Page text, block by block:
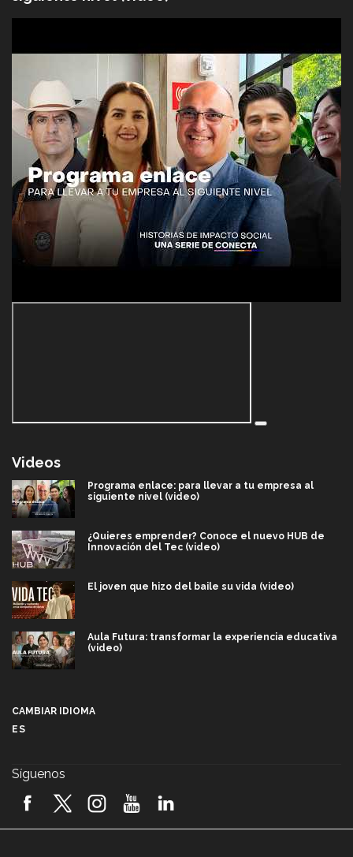
Videos
Programa enlace: para llevar a tu empresa al
siguiente nivel (video)
¿Quieres emprender? Conoce el nuevo HUB de
Innovación del Tec (video)
El joven que hizo del baile su vida (video)
Aula Futura: transformar la experiencia educativa
(video)
2026! (video)
CAMBIAR IDIOMA
ES
Síguenos